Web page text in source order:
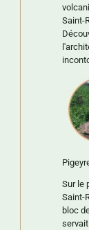
Saint-
Sur le
Saint-
bloc